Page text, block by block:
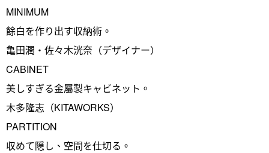
MINIMUM
餘白を作り出す収納術。
亀田潤・佐々木洸奈（デザイナー）
CABINET
美しすぎる金屬製キャビネット。
木多隆志（KITAWORKS）
PARTITION
収めて隠し、空間を仕切る。